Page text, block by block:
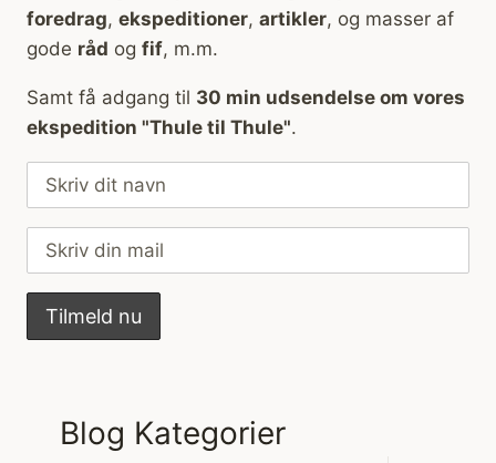
foredrag, ekspeditioner, artikler, og masser af
gode råd og fif, m.m.
Samt få adgang til 30 min udsendelse om vores
ekspedition "Thule til Thule".
Blog Kategorier